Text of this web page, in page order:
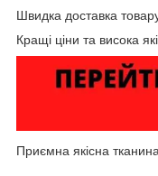
Швидка доставка
Кращі ціни та висока
Приємна якісна